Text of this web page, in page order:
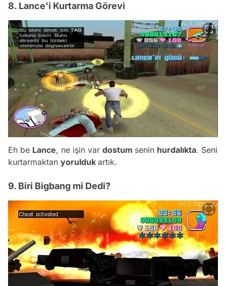
8. Lance'i Kurtarma Görevi
Eh be Lance, ne işin var dostum senin hurdalıkta. Seni
kurtarmaktan yorulduk artık.
9. Biri Bigbang mi Dedi?